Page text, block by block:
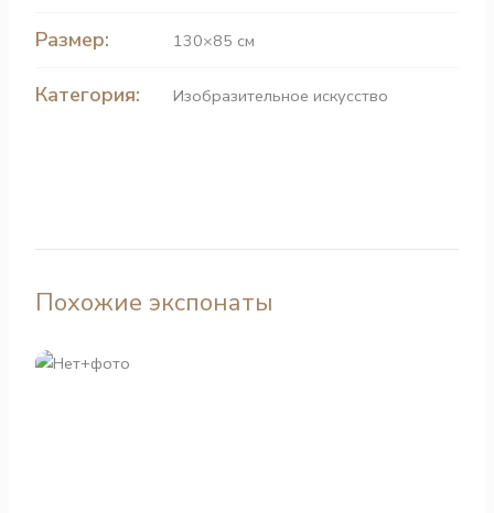
Размер: 130×85 см
Категория: Изобразительное искусство
Похожие экспонаты